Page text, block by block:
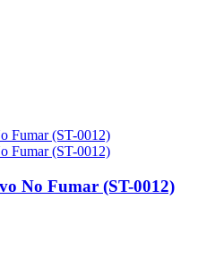
No Fumar (ST-0012)